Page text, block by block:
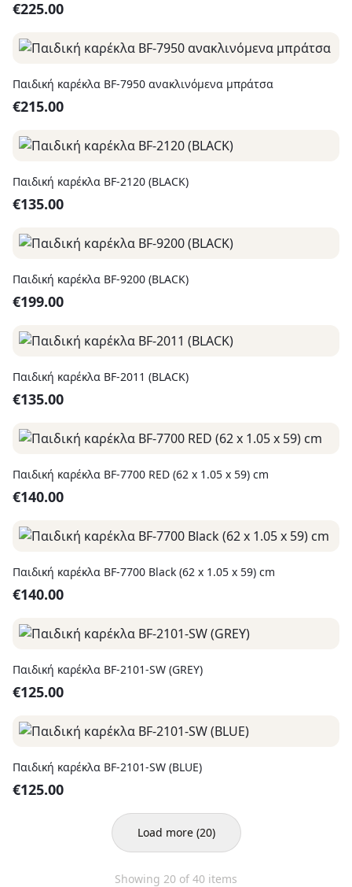
€225.00
Παιδική καρέκλα BF-7950 ανακλινόμενα μπράτσα
€215.00
Παιδική καρέκλα BF-2120 (BLACK)
€135.00
Παιδική καρέκλα BF-9200 (BLACK)
€199.00
Παιδική καρέκλα BF-2011 (BLACK)
€135.00
Παιδική καρέκλα BF-7700 RED (62 x 1.05 x 59) cm
€140.00
Παιδική καρέκλα BF-7700 Black (62 x 1.05 x 59) cm
€140.00
Παιδική καρέκλα BF-2101-SW (GREY)
€125.00
Παιδική καρέκλα BF-2101-SW (BLUE)
€125.00
Load more(20)
Showing 20 of 40 items